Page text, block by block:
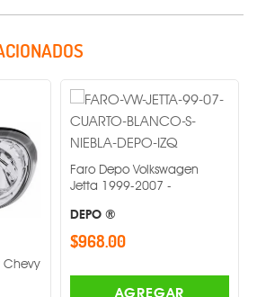
Faro Depo Volkswagen
Jetta 1999-2007 -
$968.00
AGREGAR